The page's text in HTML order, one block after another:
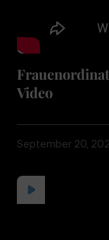
Video
September 20,